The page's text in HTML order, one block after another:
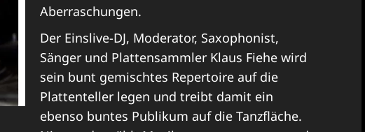
Aberraschungen.
Der Einslive-DJ, Moderator, Saxophonist,
Sänger und Plattensammler Klaus Fiehe wird
sein bunt gemischtes Repertoire auf die
Plattenteller legen und treibt damit ein
ebenso buntes Publikum auf die Tanzfläche.